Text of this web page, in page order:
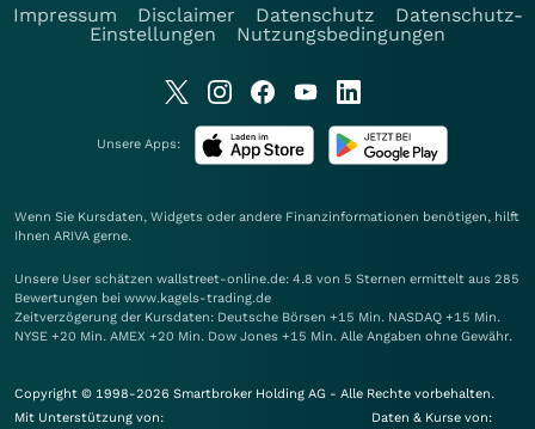
Impressum
Disclaimer Datenschutz
Datenschutz-
Einstellungen
Nutzungsbedingungen
Unsere Apps:
Wenn Sie Kursdaten, Widgets oder andere Finanzinformationen benötigen, hilft
Ihnen ARIVA gerne.
Unsere User schätzen wallstreet-online.de: 4.8 von 5 Sternen ermittelt aus 285
Bewertungen bei www.kagels-trading.de
Zeitverzögerung der Kursdaten: Deutsche Börsen +15 Min. NASDAQ +15 Min.
NYSE +20 Min. AMEX +20 Min. Dow Jones +15 Min. Alle Angaben ohne Gewähr.
Copyright © 1998-2026 Smartbroker Holding AG - Alle Rechte vorbehalten.
Mit Unterstützung von:
Daten & Kurse von: